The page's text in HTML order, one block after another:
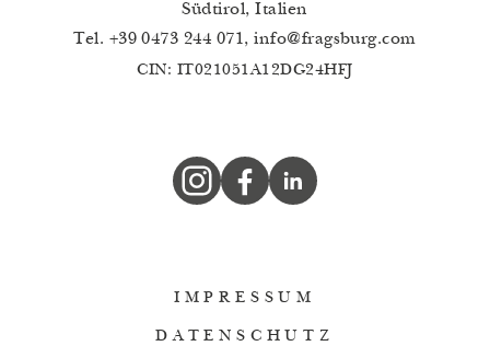
Südtirol, Italien
Tel. +39 0473 244 071,info@fragsburg.com
CIN: IT021051A12DG24HFJ
IMPRESSUM
DATENSCHUTZ